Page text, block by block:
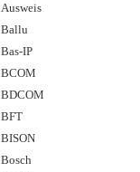
Ausweis
Ballu
Bas-IP
BCOM
BDCOM
BFT
BISON
Bosch